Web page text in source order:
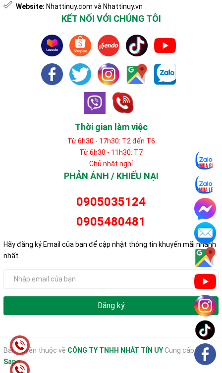
Website: Nhattinuy.com và Nhattinuy.vn
KẾT NỐI VỚI CHÚNG TÔI
Thời gian làm việc
Từ 6h30 - 17h30: T2 đến T6
Từ 6h30 - 11h30: T7
Chủ nhật nghỉ
PHẢN ÁNH / KHIẾU NẠI
0905035124
0905480481
Hãy đăng ký Email của bạn để cập nhật thông tin khuyến mãi nhanh
nhất.
Đăng ký
Bản quyền thuộc về CÔNG TY TNHH NHẤT TÍN UYCung cấp bởi
Sapo